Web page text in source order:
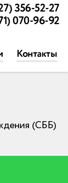
Контакты
356-52-27
070-96-92
(СББ)